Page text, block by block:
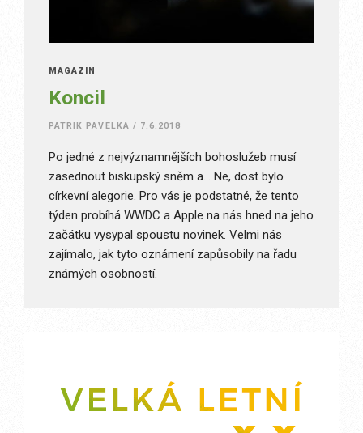
MAGAZÍN
Koncil
PATRIK PAVELKA / 7.6.2018
Po jedné z nejvýznamnějších bohoslužeb musí
zasednout biskupský sněm a… Ne, dost bylo
církevní alegorie. Pro vás je podstatné, že tento
týden probíhá WWDC a Apple na nás hned na jeho
začátku vysypal spoustu novinek. Velmi nás
zajímalo, jak tyto oznámení zapůsobily na řadu
známých osobností.